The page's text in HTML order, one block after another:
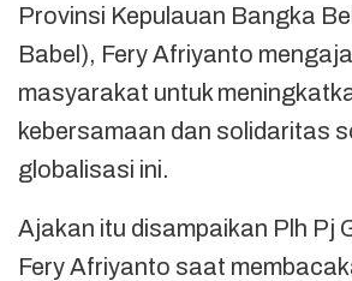
Provinsi Kepulauan Bangka
Babel), Fery Afriyanto
masyarakat untuk
kebersamaan dan solidaritas
globalisasi ini.
Ajakan itu disampaikan Plh Pj
Fery Afriyanto saat